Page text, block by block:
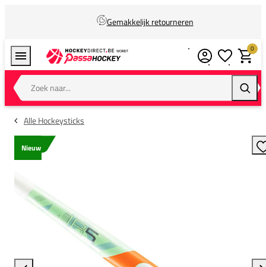
Gemakkelijk retourneren
Zoek naar...
0
Alle Hockeysticks
Nieuw